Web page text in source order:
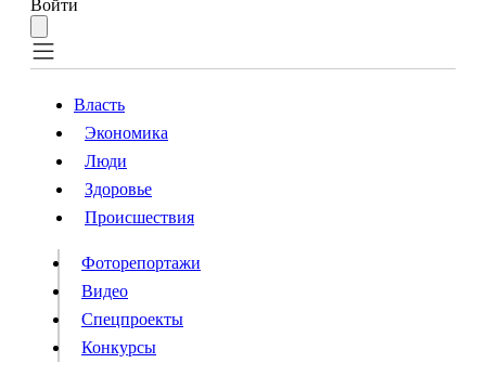
Войти
Власть
Происшествия
Видео
Конкурсы
Власть
Экономика
Люди
Здоровье
Происшествия
Фоторепортажи
Видео
Спецпроекты
Конкурсы